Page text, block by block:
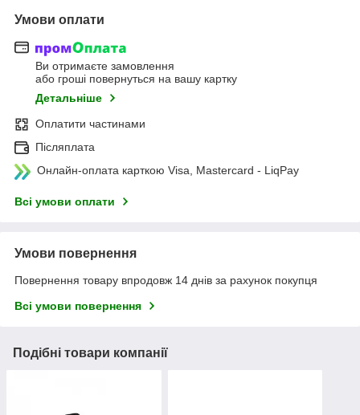
Умови оплати
Ви отримаєте замовлення
або гроші повернуться на вашу картку
Детальніше
Оплатити частинами
Післяплата
Онлайн-оплата карткою Visa, Mastercard - LiqPay
Всі умови оплати
Умови повернення
Повернення товару впродовж 14 днів за рахунок покупця
Всі умови повернення
Подібні товари компанії